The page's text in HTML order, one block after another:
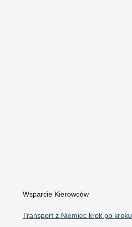
Wsparcie Kierowców
Transport z Niemiec krok po kroku